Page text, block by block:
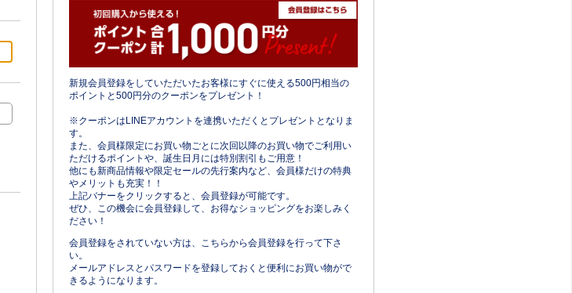
新規会員登録をしていただいたお客様にすぐに使える500円相当の
ポイントと500円分のクーポンをプレゼント！
※クーポンはLINEアカウントを連携いただくとプレゼントとなりま
す。
また、会員様限定にお買い物ごとに次回以降のお買い物でご利用い
ただけるポイントや、誕生日月には特別割引もご用意！
他にも新商品情報や限定セールの先行案内など、会員様だけの特典
やメリットも充実！！
上記バナーをクリックすると、会員登録が可能です。
ぜひ、この機会に会員登録して、お得なショッピングをお楽しみく
ださい！
会員登録をされていない方は、こちらから会員登録を行って下さ
い。
メールアドレスとパスワードを登録しておくと便利にお買い物がで
きるようになります。